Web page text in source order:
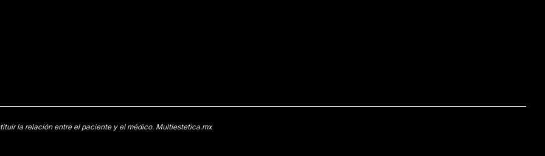
la relación entre el paciente y el médico. Multiestetica.mx